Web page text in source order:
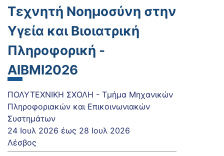
Tεχνητή Νοημοσύνη στην
Υγεία και Βιοιατρική
Πληροφορική -
AIBMI2026
ΠΟΛΥΤΕΧΝΙΚΗ ΣΧΟΛΗ - Τμήμα Μηχανικών
Πληροφοριακών και Επικοινωνιακών
Συστημάτων
24 Ιουλ 2026 έως 28 Ιουλ 2026
Λέσβος